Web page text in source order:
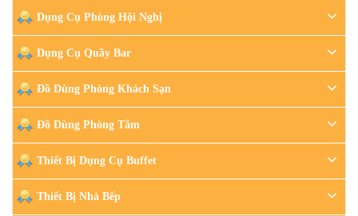
Dụng Cụ Phòng Hội Nghị
Dụng Cụ Quầy Bar
Đồ Dùng Phòng Khách Sạn
Đồ Dùng Phòng Tắm
Thiết Bị Dụng Cụ Buffet
Thiết Bị Nhà Bếp